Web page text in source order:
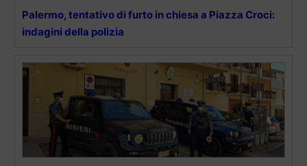
Palermo, tentativo di furto in chiesa a Piazza Croci:
indagini della polizia